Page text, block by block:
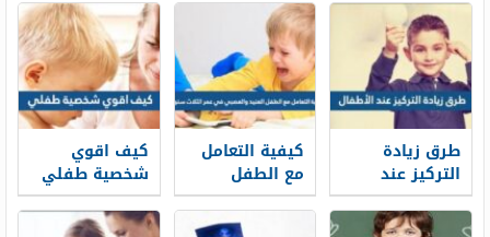
طرق زيادة
التركيز عند
الاطفال
كيفية التعامل
مع الطفل
العنيد والعصبي
في عمر الثلاث
كيف اقوي
شخصية طفلي